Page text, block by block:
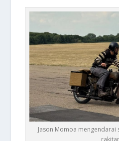
Jason Momoa